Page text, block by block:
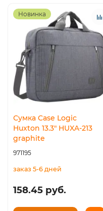
Новинка
Сумка Case Logic
Huxton 13.3" HUXA-213
graphite
971195
заказ 5-6 дней
158.45 руб.